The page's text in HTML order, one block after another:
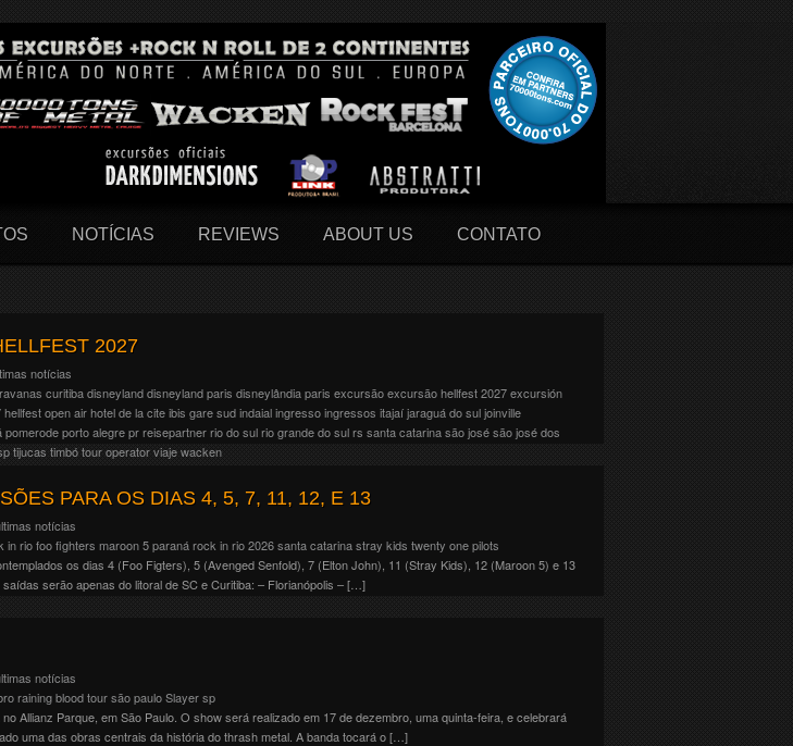
NOTÍCIAS REVIEWS ABOUT US CONTATO
2027
notícias
curitibadisneylanddisneyland paris disneylândia paris excursãoexcursão hellfest 2027excursión
hellfest open airhotel de la citeibis gare sudindaialingressoingressos itajaíjaraguá do suljoinville
pomerodeporto alegreprreisepartnerrio do sulrio grande do sulrs santa catarinasão josésão josé dos
tijucas timbótour operatorviajewacken
. Warzone Nós novamente estaremos […]
PARA OS DIAS 4, 5, 7, 11, 12, E 13
notícias
in riofoo fighters maroon 5paranárock in rio 2026santa catarinastray kids twenty one pilots
os dias 4 (Foo Figters), 5 (Avenged Senfold), 7 (Elton John), 11 (Stray Kids), 12 (Maroon 5) e 13
serão apenas do litoral de SC e Curitiba: – Florianópolis – […]
notícias
raining blood toursão pauloSlayersp
Allianz Parque, em São Paulo. O show será realizado em 17 de dezembro, uma quinta-feira, e celebrará
uma das obras centrais da história do thrash metal. A banda tocará o […]